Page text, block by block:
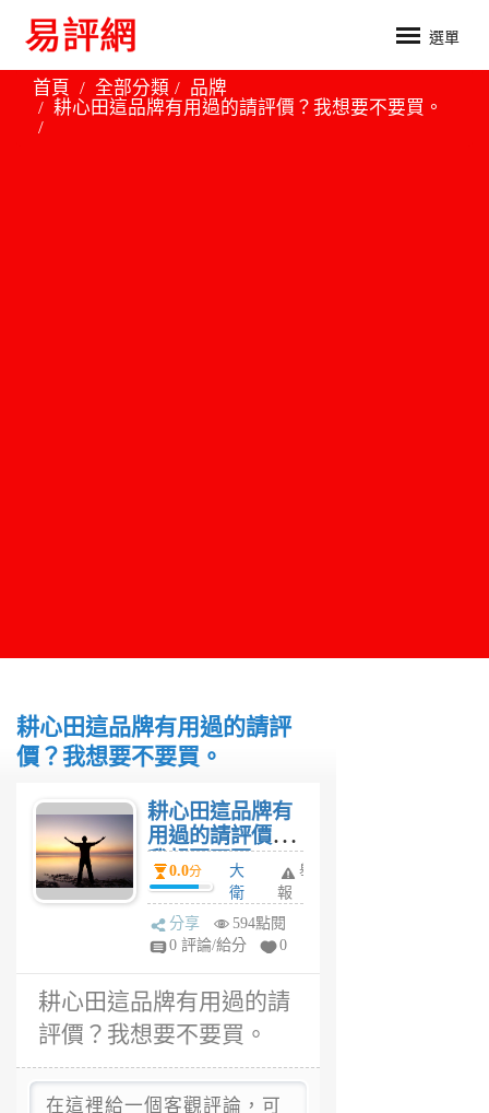
選單
首頁 全部分類
品牌
耕心田這品牌有用過的請評價？我想要不要買。
耕心田這品牌有用過的請評
價？我想要不要買。
耕心田這品牌有
用過的請評價？
我想要不要
買。
0.0分
大
衛
3
年
舉
報
分享
594點閱
0 評論/給分
0
耕心田這品牌有用過的請
評價？我想要不要買。